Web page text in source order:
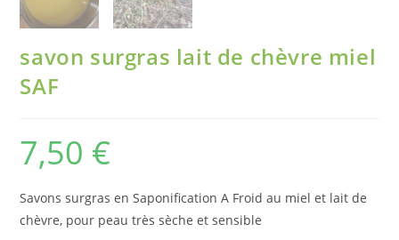
savon surgras lait de chèvre miel
SAF
7,50 €
Savons surgras en Saponification A Froid au miel et lait de
chèvre, pour peau très sèche et sensible